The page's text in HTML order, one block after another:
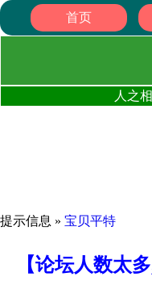
首页
人之
提示信息 » 宝贝平特
【论坛人数太